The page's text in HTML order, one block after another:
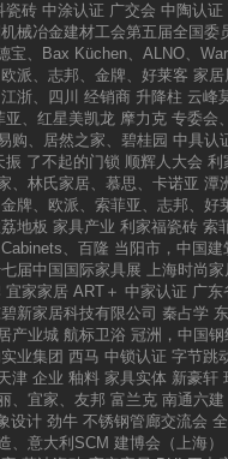
瓷砖 中涂认证 广交会 中陶认证
械冶金建材工会第五届全国委
宝、Bax Küchen、ALNO、
欧派、志邦、金牌、好莱客 家居
浙、四川 经销商 升降柱 云峰
亚、红星美凯龙 摩力克 专委会
购、居然之家、碧桂园 中具认
振 了不起的门锁 顺辉人大会 利
、林氏家居、慕思、卡诺亚 潭
金牌、欧派、索菲亚、志邦、好
地板 家具产业 利家福瓷砖 索
、百隆 当阳市，中国
届中国国际家具展 上海时尚家
宜家家居 ART＋ 中家认证 广东
新家居科技有限公司 秦占学
产业城 航标卫浴 冠洲，中国钢
业集团 西马 中锁认证 字节跳
津 企业 釉料 家具实体 新豪轩
、宜家、友邦 富兰克 南通六建
设计 劲牛 不锈钢管廊交流会
、意大利SCM 建博会（上海）